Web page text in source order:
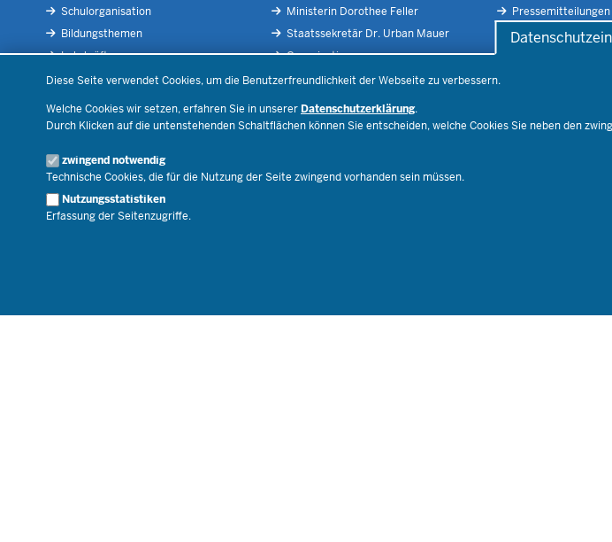
Diese Seite verwendet Cookies, um die Benutzerfreundlichkeit der Webseite zu verbessern.
Welche Cookies wir setzen, erfahren Sie in unserer Datenschutzerklärung.
Durch Klicken auf die untenstehenden Schaltflächen können Sie entscheiden, welche Cookies Sie neben den
zwingend notwendig
Technische Cookies, die für die Nutzung der Seite zwingend vorhanden sein müssen.
Nutzungsstatistiken
Erfassung der Seitenzugriffe.
Schulorganisation
Bildungsthemen
Lehrkräfte
Recht
Ministerin Dorothee Feller
Staatssekretär Dr. Urban Mauer
Organisation
Open Government
Bibliothek
Veranstaltungen
Pressemitteilungen
Pressefotos